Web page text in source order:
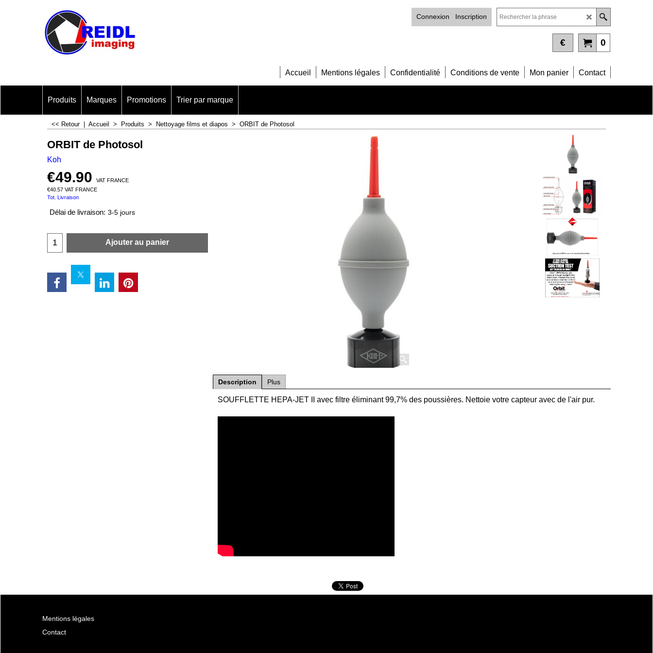
Connexion Inscription
0
€
Accueil Mentions légales Confidentialité Conditions de vente Mon panier Contact
Produits Marques Promotions Trier par marque
<< Retour Accueil > Produits > Nettoyage films et diapos > ORBIT de Photosol
ORBIT de Photosol
Koh
€49.90
VAT FRANCE
€40.57 VAT FRANCE
Tot. Livraison
Délai de livraison: 3-5 jours
Ajouter au panier
Description Plus
SOUFFLETTE HEPA-JET II avec filtre éliminant 99,7% des poussières. Nettoie votre capteur avec de l'air pur.
Mentions légales
Contact